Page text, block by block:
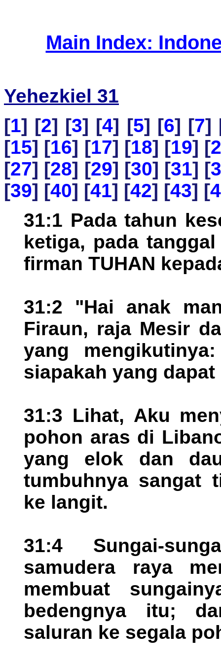
Main Index:
Yehezkiel 31
[1] [2] [3] [4] [5] [6] [7]
[15] [16] [17] [18] [19] [
[27] [28] [29] [30] [31] [
[39] [40] [41] [42] [43] [
31:1 Pada tahun
ketiga, pada
firman TUHAN
31:2 "Hai anak
Firaun, raja Mesir
yang
siapakah yang
31:3 Lihat, Aku
pohon aras di
yang elok dan
tumbuhnya sangat
ke langit.
31:4 Sungai-
samudera raya
membuat
bedengnya itu;
saluran ke segala